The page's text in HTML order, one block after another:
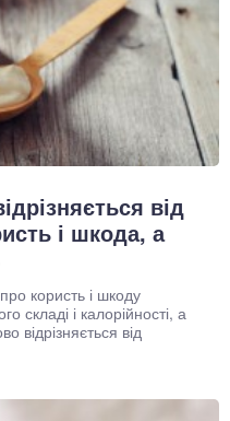
від
і шкода, а
користь і шкоду
складі і калорійності, а
відрізняється від